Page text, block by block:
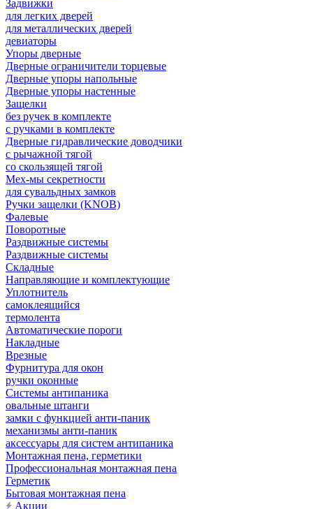
Задвижки
для легких дверей
для металлических дверей
девиаторы
Упоры дверные
Дверные ограничители торцевые
Дверные упоры напольные
Дверные упоры настенные
Защелки
без ручек в комплекте
с ручками в комплекте
Дверные гидравлические доводчики
с рычажной тягой
со скользящей тягой
Мех-мы секретности
для сувальдных замков
Ручки защелки (KNOB)
Фалевые
Поворотные
Раздвижные системы
Раздвижные системы
Складные
Направляющие и комплектующие
Уплотнитель
самоклеящийся
термолента
Автоматические пороги
Накладные
Врезные
Фурнитура для окон
ручки оконные
Системы антипаника
овальные штанги
замки с функцией анти-паник
механизмы анти-паник
аксессуары для систем антипаника
Монтажная пена, герметики
Профессиональная монтажная пена
Герметик
Бытовая монтажная пена
Акции